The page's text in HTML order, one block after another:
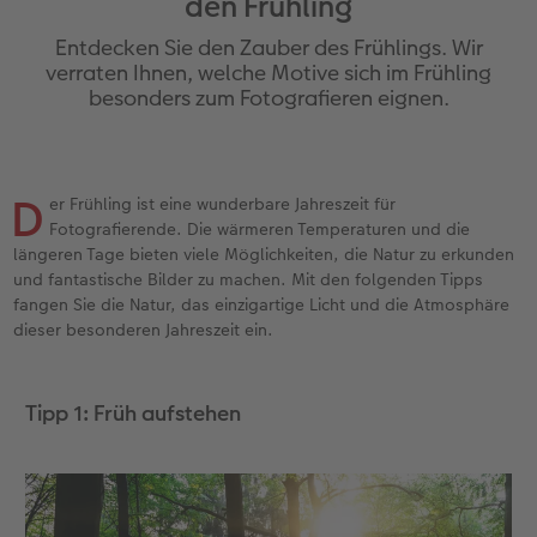
Jahrbuch gestalten
CEWE FOTOBUCH Kids
Designvorlagen
Foto-Kochbuch
Webinare
CEWE myPhotos
Gestaltungsideen
Nature Prints
Bilderboxen
Fotosets
Sofortfotos
CEWE myPhotos
Neuheiten
Photo Streetmap Poster
Acrylglas
Gallery Print
hexxas
Wandgestaltung
Mehrteiler
im Wunschformat
Dankeskarten Kommunion
Dankeskarten
Papierqualitäten
Klappkarten
Postkarten
Einzelkarten
Digitale Grußkarte
Textilien
Schule & Büro
Handyhüllen
Faber-Castell
Geschenkideen
Kundenbeispiele
CEWE Geschenkgutschein
Wandkalender mit Design
Kalender-Kundenbeispiele
Handykette
Kunststoffhüllen
mit Design
CEWE myPhotos
nachhaltiger Schenken
Danke sagen
Inspiration
Kundenbeispiele
Entdecken Sie den Zauber des Frühlings. Wir
verraten Ihnen, welche Motive sich im Frühling
besonders zum Fotografieren eignen.
D er Frühling ist eine wunderbare Jahreszeit für
Fotografierende. Die wärmeren Temperaturen und die
längeren Tage bieten viele Möglichkeiten, die Natur zu erkunden
und fantastische Bilder zu machen. Mit den folgenden Tipps
fangen Sie die Natur, das einzigartige Licht und die Atmosphäre
dieser besonderen Jahreszeit ein.
Tipp 1: Früh aufstehen